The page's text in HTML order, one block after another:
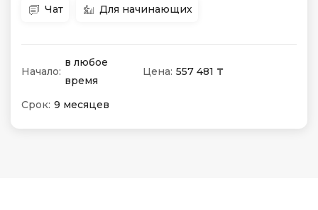
Чат Для начинающих
Начало:
в любое
время
Цена: 557 481 ₸
Срок: 9 месяцев